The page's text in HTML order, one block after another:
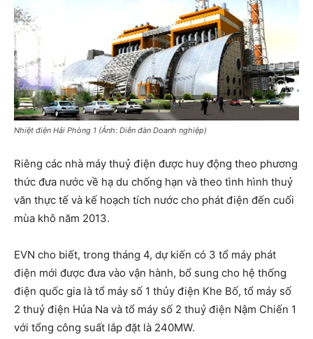
Nhiệt điện Hải Phòng 1 (Ảnh: Diễn đàn Doanh nghiệp)
Riêng các nhà máy thuỷ điện được huy động theo phương
thức đưa nước về hạ du chống hạn và theo tình hình thuỷ
văn thực tế và kế hoạch tích nước cho phát điện đến cuối
mùa khô năm 2013.
EVN cho biết, trong tháng 4, dự kiến có 3 tổ máy phát
điện mới được đưa vào vận hành, bổ sung cho hệ thống
điện quốc gia là tổ máy số 1 thủy điện Khe Bố, tổ máy số
2 thuỷ điện Hủa Na và tổ máy số 2 thuỷ điện Nậm Chiến 1
với tổng công suất lắp đặt là 240MW.